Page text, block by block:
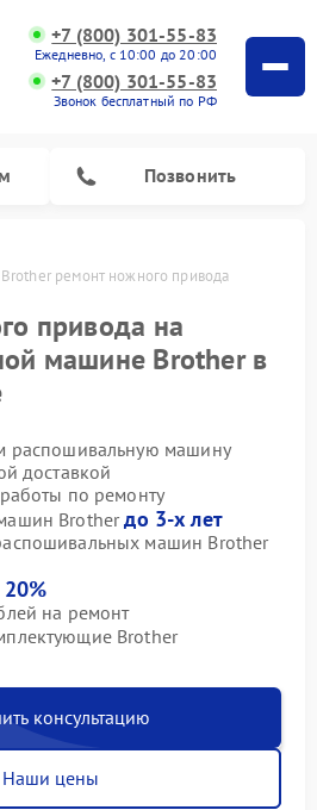
+7 (800) 301-55-83
Ежедневно, с 10:00 до 20:00
+7 (800) 301-55-83
Звонок бесплатный по РФ
Позвонить
ремонт ножного привода
привода на
машине Brother в
распошивальную машину
доставкой
по ремонту
Brotherдо 3-х лет
машин Brother
20%
на ремонт
Brother
консультацию
Наши цены